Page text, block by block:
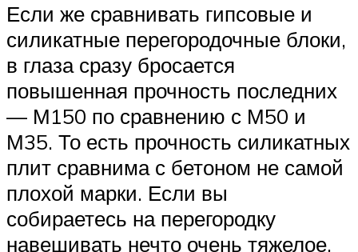
Если же сравнивать гипсовые и
силикатные перегородочные блоки,
в глаза сразу бросается
повышенная прочность последних
— М150 по сравнению с М50 и
М35. То есть прочность силикатных
плит сравнима с бетоном не самой
плохой марки. Если вы
собираетесь на перегородку
навешивать нечто очень тяжелое,